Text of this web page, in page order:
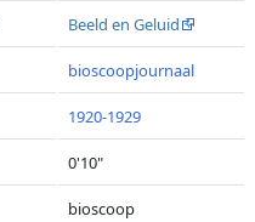
Beeld en Geluid
bioscoopjournaal
1920-1929
0'10"
bioscoop